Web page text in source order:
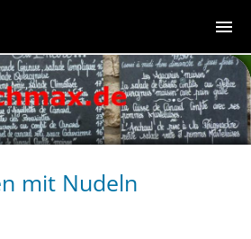
mit Nudeln